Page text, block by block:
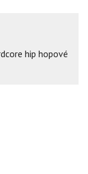
hip hopové